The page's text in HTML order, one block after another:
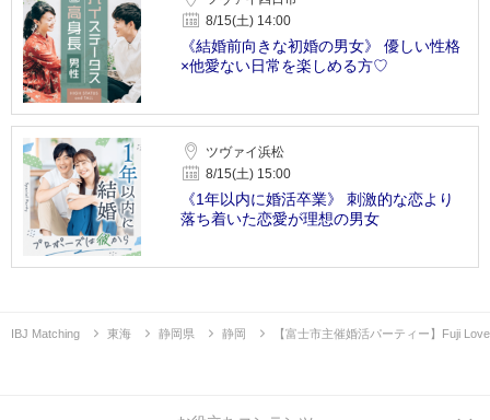
8/15(土) 14:00
《結婚前向きな初婚の男女》 優しい性格
×他愛ない日常を楽しめる方♡
ツヴァイ浜松
8/15(土) 15:00
《1年以内に婚活卒業》 刺激的な恋より
落ち着いた恋愛が理想の男女
IBJ Matching 東海 静岡県 静岡 【富士市主催婚活パーティー】Fuji